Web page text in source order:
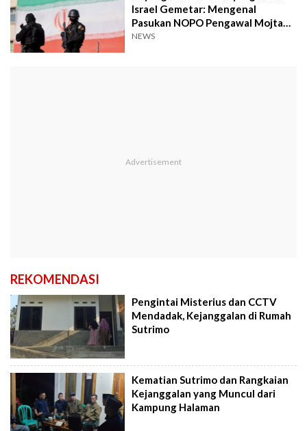
Israel Gemetar: Mengenal
Pasukan NOPO Pengawal Mojtaba
Khamenei
NEWS
REKOMENDASI
Pengintai Misterius dan CCTV
Mendadak, Kejanggalan di Rumah
Sutrimo
Kematian Sutrimo dan Rangkaian
Kejanggalan yang Muncul dari
Kampung Halaman